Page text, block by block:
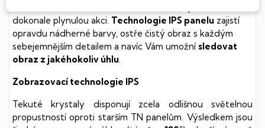
dokonale plynulou akci. Technologie IPS panelu zajistí
opravdu nádherné barvy, ostře čistý obraz s každým
sebejemnějším detailem a navíc Vám umožní sledovat
obraz z jakéhokoliv úhlu
Zobrazovací technologie IPS
Tekuté krystaly disponují zcela odlišnou světelnou
propustností oproti starším TN panelům. Výsledkem jsou